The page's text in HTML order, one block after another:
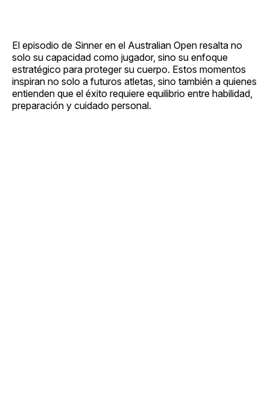
El episodio de Sinner en el Australian Open resalta no
solo su capacidad como jugador, sino su enfoque
estratégico para proteger su cuerpo. Estos momentos
inspiran no solo a futuros atletas, sino también a quienes
entienden que el éxito requiere equilibrio entre habilidad,
preparación y cuidado personal.